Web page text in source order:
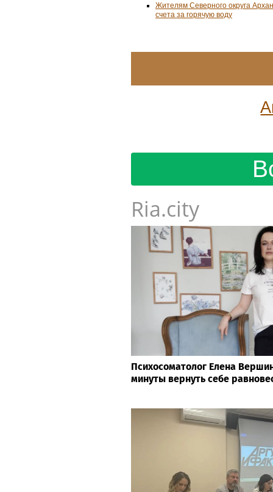
Жителям Северного округа
счета за горячую воду
Ria.city
Психосоматолог Елена
минуты вернуть себе